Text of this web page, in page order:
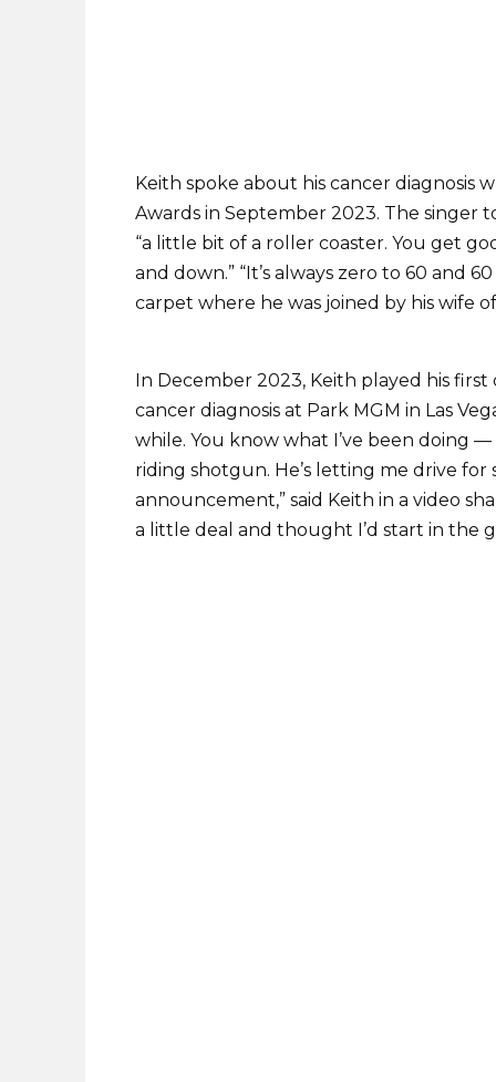
Keith spoke about his cancer diagnosis
Awards in September 2023. The singer
“a little bit of a roller coaster. You get
and down.” “It’s always zero to 60 and
carpet where he was joined by his wife
In December 2023, Keith played his
cancer diagnosis at Park MGM in Las
while. You know what I’ve been doing
riding shotgun. He’s letting me drive for
announcement,” said Keith in a video
a little deal and thought I’d start in the